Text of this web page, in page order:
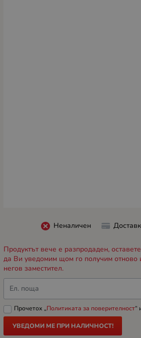
Неналичен
Продуктът вече е разпродаден,
да Ви уведомим щом го получим
негов заместител.
Ел. поща
Прочетох „Политиката за поверителност“
УВЕДОМИ МЕ ПРИ НАЛИЧНОСТ!